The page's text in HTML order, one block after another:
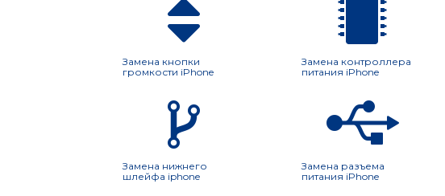
Замена кнопки
громкости iPhone
Замена контроллера
питания iPhone
Замена нижнего
шлейфа iphone
Замена разъема
питания iPhone